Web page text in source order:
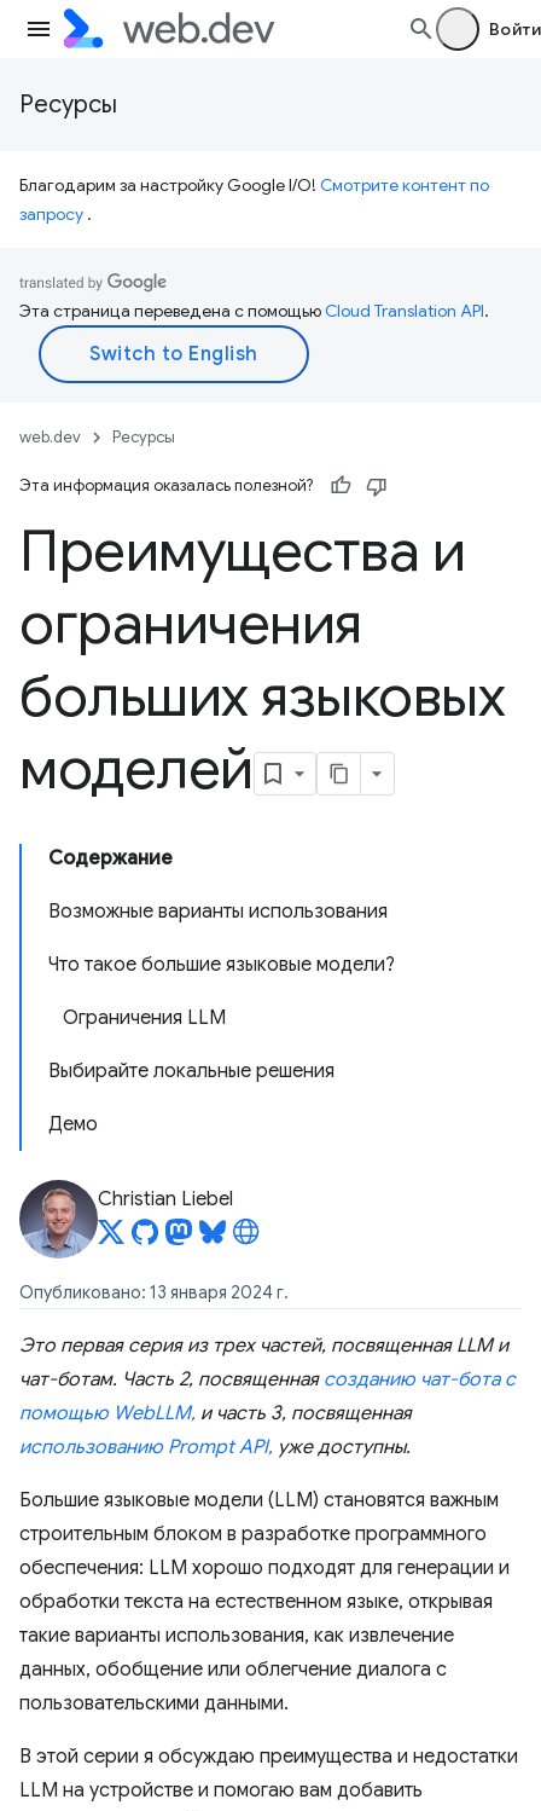
Войти
Ресурсы
Благодарим за настройку Google I/O! Смотрите контент по
запросу .
Эта страница переведена с помощьюCloud Translation API.
web.dev Ресурсы
Эта информация оказалась полезной?
Преимущества и
ограничения
больших языковых
моделей
Содержание
Возможные варианты использования
Что такое большие языковые модели?
Ограничения LLM
Выбирайте локальные решения
Демо
Christian Liebel
Опубликовано: 13 января 2024 г.
Это первая серия из трех частей, посвященная LLM и
чат-ботам. Часть 2, посвященная созданию чат-бота с
помощью WebLLM, и часть 3, посвященная
использованию Prompt API, уже доступны.
Большие языковые модели (LLM) становятся важным
строительным блоком в разработке программного
обеспечения: LLM хорошо подходят для генерации и
обработки текста на естественном языке, открывая
такие варианты использования, как извлечение
данных, обобщение или облегчение диалога с
пользовательскими данными.
В этой серии я обсуждаю преимущества и недостатки
LLM на устройстве и помогаю вам добавить